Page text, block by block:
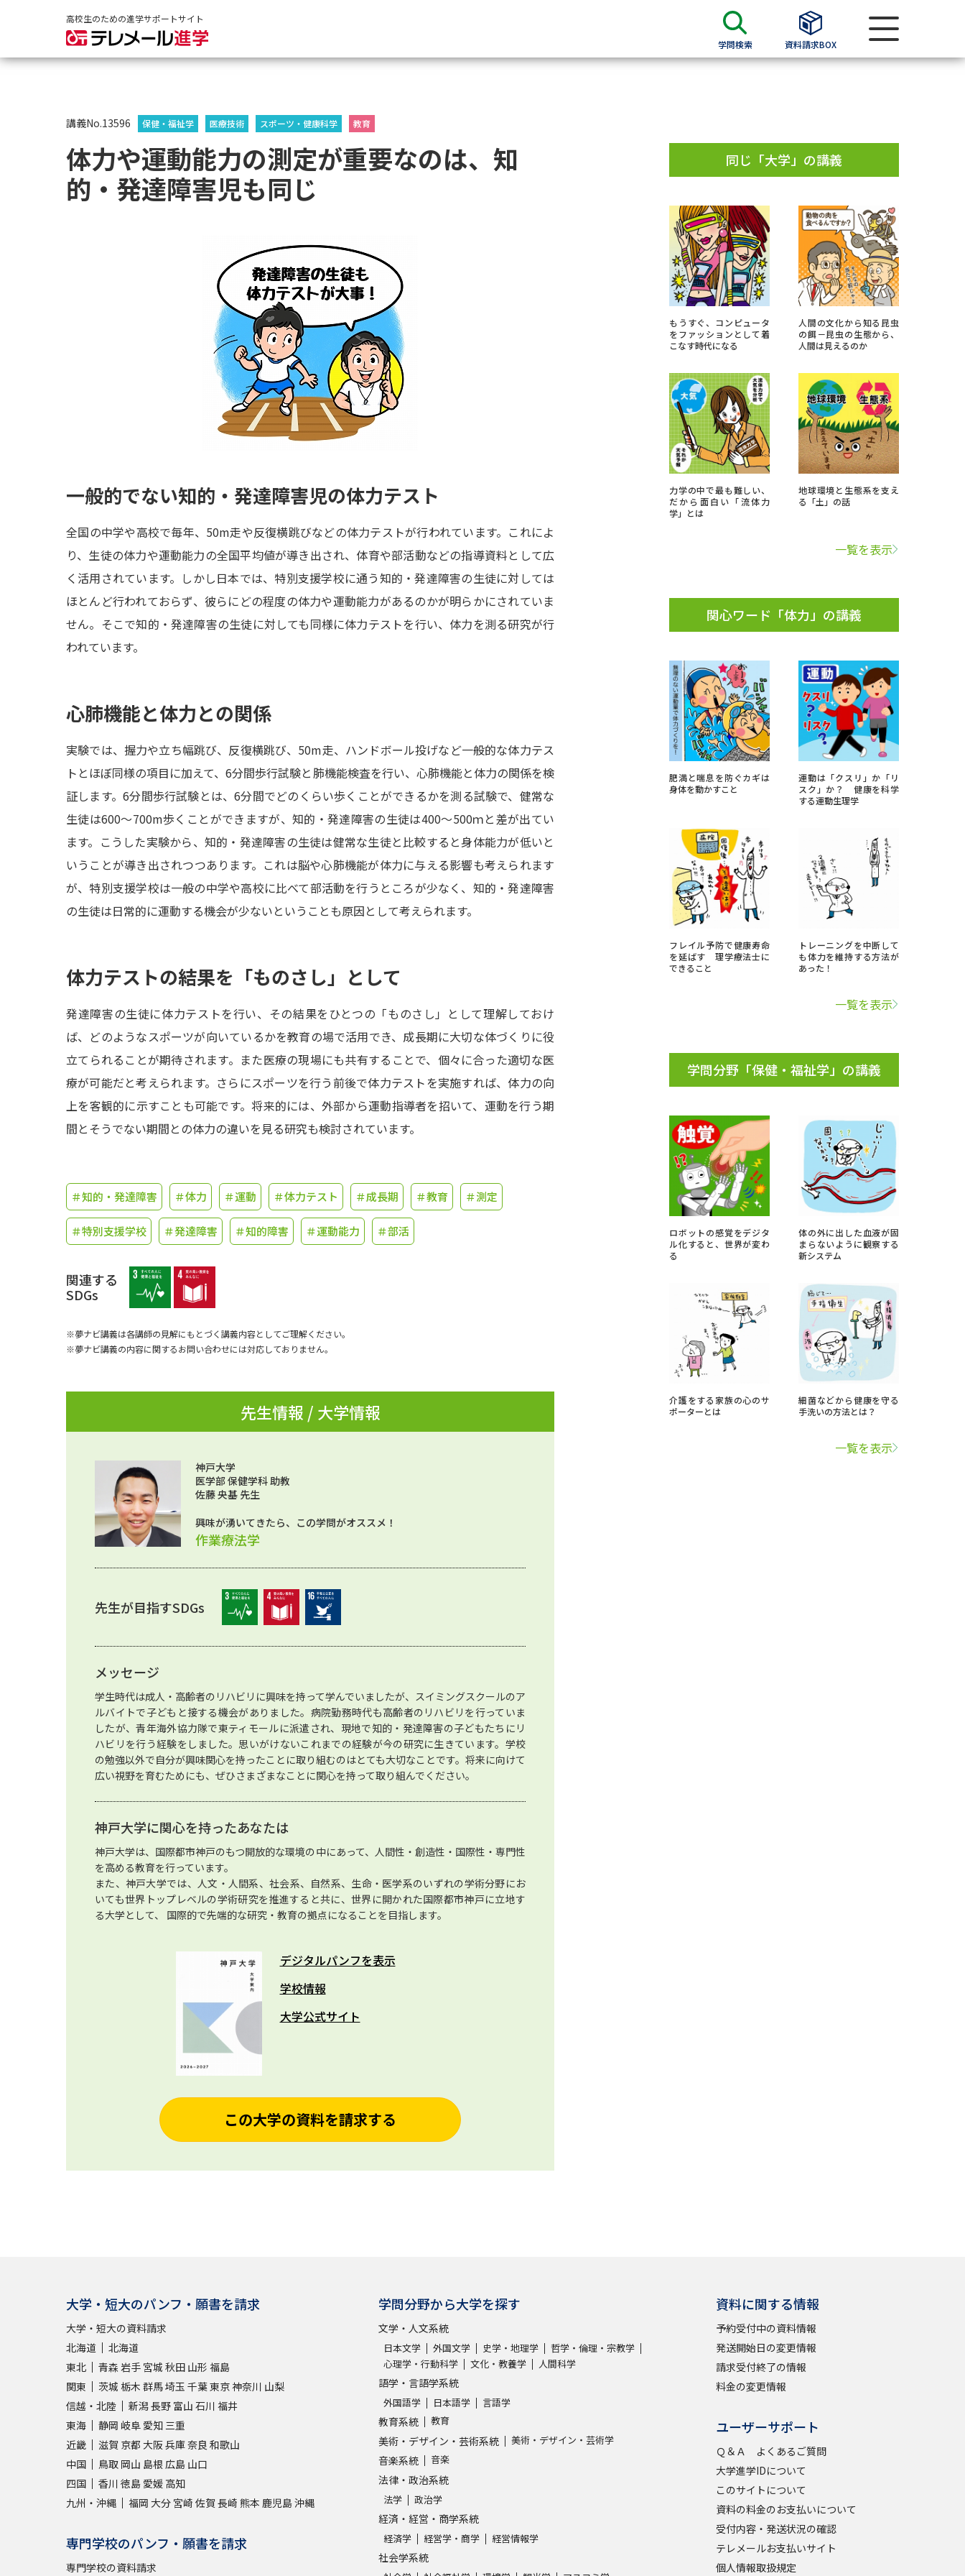
高校生のための進学サポートサイト
学問検索 資料請求BOX
大学・短大の資料種類から請求
大学パンフ
過去問題集
留学・進学関連、塾・予備校
大学入学共通テスト「受験上の配慮案内」の請求
高等学校卒業程度認定試験
小学校教員資格認定試験
大学検索
大学で学べる内容や特徴を調べる
新増設大学・学部・学科特集
データサイエンス特集
進路の３択
新学年スタート号特集ページ（高3生用）
新学年スタート号特集ページ（高2生用）
実施プログラムから探す
来場型・Web型イベント特集
受験準備
志望校・出願校を調べる
併願校選び
先輩が入学を決めた理由
新生活お役立ちガイド
学問発見
大学で学びたい学問発見
学問のミニ講義「夢ナビ講義」 学問分野解説 学問の教科書 夢ナビライブ
Ｑ＆Ａ よくあるご質問
このサイトについて
受付内容・発送状況の確認 テレメール
お支払いサイト
お問合せ先 テレメール進学カタログ訂正のご案内
講義No.13596 保健・福祉学 医療技術 スポーツ・健康科学 教育
体力や運動能力の測定が重要なのは、知
的・発達障害児も同じ
一般的でない知的・発達障害児の体力テスト
全国の中学や高校で毎年、50m走や反復横跳びなどの体力テストが行われています。これによ
り、生徒の体力や運動能力の全国平均値が導き出され、体育や部活動などの指導資料として広
く活用されています。しかし日本では、特別支援学校に通う知的・発達障害の生徒に対しては
ほとんど行われておらず、彼らにどの程度の体力や運動能力があるのかが明らかにされていま
せん。そこで知的・発達障害の生徒に対しても同様に体力テストを行い、体力を測る研究が行
われています。
心肺機能と体力との関係
実験では、握力や立ち幅跳び、反復横跳び、50m走、ハンドボール投げなど一般的な体力テス
トとほぼ同様の項目に加えて、6分間歩行試験と肺機能検査を行い、心肺機能と体力の関係を検
証します。6分間歩行試験とは、6分間でどのくらい歩くことができるかを測る試験で、健常な
生徒は600～700m歩くことができますが、知的・発達障害の生徒は400～500ｍと差が出てい
ます。こうした実験から、知的・発達障害の生徒は健常な生徒と比較すると身体能力が低いと
いうことが導き出されつつあります。これは脳や心肺機能が体力に与える影響も考えられます
が、特別支援学校は一般の中学や高校に比べて部活動を行うところが少なく、知的・発達障害
の生徒は日常的に運動する機会が少ないということも原因として考えられます。
体力テストの結果を「ものさし」として
発達障害の生徒に体力テストを行い、その結果をひとつの「ものさし」として理解しておけ
ば、どのようなスポーツが向いているかを教育の場で活用でき、成長期に大切な体づくりに役
立てられることが期待されます。また医療の現場にも共有することで、個々に合った適切な医
療が可能だと考えられます。さらにスポーツを行う前後で体力テストを実施すれば、体力の向
上を客観的に示すことも可能です。将来的には、外部から運動指導者を招いて、運動を行う期
間とそうでない期間との体力の違いを見る研究も検討されています。
＃知的・発達障害 ＃体力 ＃運動 ＃体力テスト ＃成長期 ＃教育 ＃測定
＃特別支援学校 ＃発達障害 ＃知的障害 ＃運動能力 ＃部活
関連する
SDGs
※夢ナビ講義は各講師の見解にもとづく講義内容としてご理解ください。
※夢ナビ講義の内容に関するお問い合わせには対応しておりません。
先生情報 / 大学情報
神戸大学
医学部 保健学科 助教
佐藤 央基 先生
興味が湧いてきたら、この学問がオススメ！
作業療法学
先生が目指すSDGs
メッセージ
学生時代は成人・高齢者のリハビリに興味を持って学んでいましたが、スイミングスクールのア
ルバイトで子どもと接する機会がありました。病院勤務時代も高齢者のリハビリを行っていま
したが、青年海外協力隊で東ティモールに派遣され、現地で知的・発達障害の子どもたちにリ
ハビリを行う経験をしました。思いがけないこれまでの経験が今の研究に生きています。学校
の勉強以外で自分が興味関心を持ったことに取り組むのはとても大切なことです。将来に向けて
広い視野を育むためにも、ぜひさまざまなことに関心を持って取り組んでください。
神戸大学に関心を持ったあなたは
神戸大学は、国際都市神戸のもつ開放的な環境の中にあって、人間性・創造性・国際性・専門性
を高める教育を行っています。
また、神戸大学では、人文・人間系、社会系、自然系、生命・医学系のいずれの学術分野にお
いても世界トップレベルの学術研究を推進すると共に、世界に開かれた国際都市神戸に立地す
る大学として、 国際的で先端的な研究・教育の拠点になることを目指します。
デジタルパンフを表示
学校情報
大学公式サイト
この大学の資料を請求する
同じ「大学」の講義
もうすぐ、コンピュータ
をファッションとして着
こなす時代になる
人間の文化から知る昆虫
の餌－昆虫の生態から、
人間は見えるのか
力学の中で最も難しい、
だから面白い「流体力
学」とは
地球環境と生態系を支え
る「土」の話
一覧を表示
関心ワード「体力」の講義
肥満と喘息を防ぐカギは
身体を動かすこと
運動は「クスリ」か「リ
スク」か？ 健康を科学
する運動生理学
フレイル予防で健康寿命
を延ばす 理学療法士に
できること
トレーニングを中断して
も体力を維持する方法が
あった！
一覧を表示
学問分野「保健・福祉学」の講義
ロボットの感覚をデジタ
ル化すると、世界が変わ
る
体の外に出した血液が固
まらないように観察する
新システム
介護をする家族の心のサ
ポーターとは
細菌などから健康を守る
手洗いの方法とは？
一覧を表示
大学・短大のパンフ・願書を請求
大学・短大の資料請求
北海道
北海道
東北
青森 岩手 宮城 秋田 山形 福島
関東
茨城 栃木 群馬埼玉 千葉東京神奈川 山梨
信越・北陸
新潟長野 富山 石川 福井
東海
静岡 岐阜 愛知 三重
近畿
滋賀 京都 大阪兵庫奈良 和歌山
中国
鳥取 岡山 島根 広島 山口
四国
香川 徳島 愛媛 高知
九州・沖縄
福岡 大分 宮崎 佐賀 長崎 熊本 鹿児島沖縄
専門学校のパンフ・願書を請求
専門学校の資料請求
学問分野から大学を探す
文学・人文系統
日本文学 外国文学 史学・地理学
哲学・倫理・宗教学
心理学・行動科学
文化・教養学 人間科学
語学・言語学系統
外国語学 日本語学 言語学
教育系統 教育
美術・デザイン・芸術系統 美術・デザイン・芸術学
音楽系統 音楽
法律・政治系統
法学 政治学
経済・経営・商学系統
経済学 経営学・商学 経営情報学
社会学系統
資料に関する情報
予約受付中の資料情報
発送開始日の変更情報
請求受付終了の情報
料金の変更情報
ユーザーサポート
Ｑ＆Ａ よくあるご質問
大学進学IDについて
このサイトについて
資料の料金のお支払いについて
受付内容・発送状況の確認
テレメールお支払いサイト
個人情報取扱規定